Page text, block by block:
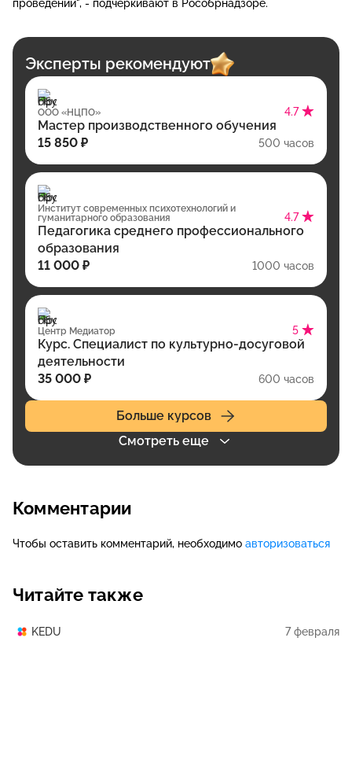
проведении", - подчеркивают в Рособрнадзоре.
Эксперты рекомендуют
ООО «НЦПО» 4.7
Мастер производственного обучения
15 850 ₽
500 часов
Институт современных психотехнологий и
гуманитарного образования
4.7
Педагогика среднего профессионального
образования
11 000 ₽
1000 часов
Центр Медиатор 5
Курс. Специалист по культурно-досуговой
деятельности
35 000 ₽
600 часов
Больше курсов
Смотреть еще
Комментарии
Чтобы оставить комментарий, необходимо авторизоваться
Читайте также
KEDU 7 февраля